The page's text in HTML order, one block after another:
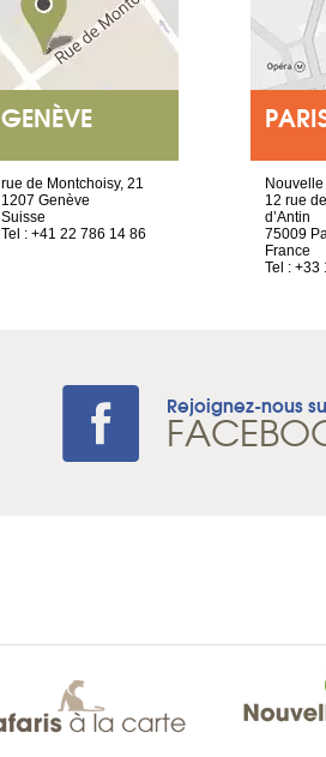
GENÈVE
rue de Montchoisy, 21
1207 Genève
Suisse
Tel : +41 22 786 14 86
12 rue
d’Antin
75009
France
Tel : +33
Rejoignez-nous